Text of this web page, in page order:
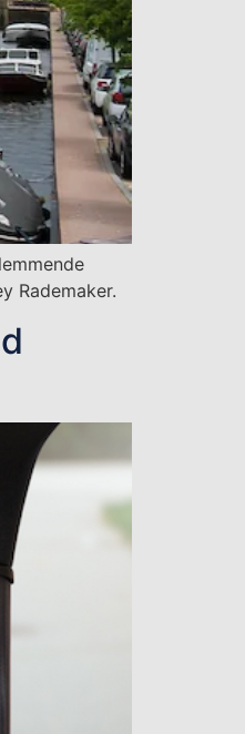
Rademaker.